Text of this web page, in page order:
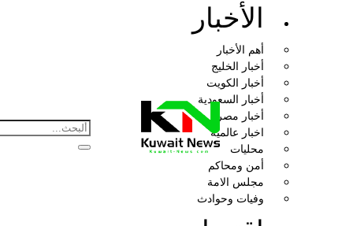
الأخبار
أهم الأخبار
أخبار الخليج
أخبار الكويت
أخبار السعودية
أخبار مصر
اخبار عالمية
محليات
أمن ومحاكم
مجلس الامة
وفيات وحوادث
NE
NEWS
ELEMENTOR